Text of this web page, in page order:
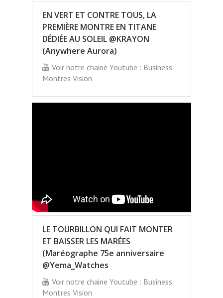
EN VERT ET CONTRE TOUS, LA
PREMIÈRE MONTRE EN TITANE
DÉDIÉE AU SOLEIL @KRAYON
(Anywhere Aurora)
Voir notre chaine Youtube : Business
Montres Vision
LE TOURBILLON QUI FAIT MONTER
ET BAISSER LES MARÉES
(Maréographe 75e anniversaire
@Yema_Watches
Voir notre chaine Youtube : Business
Montres Vision